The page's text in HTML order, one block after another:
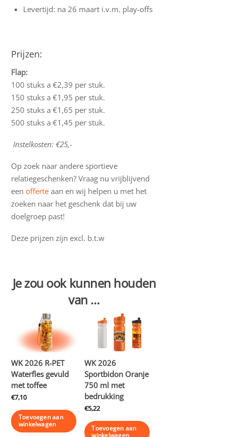
Levertijd: na 26 maart i.v.m. play-offs
Prijzen:
Flap:
100 stuks a €2,39 per stuk.
150 stuks a €1,95 per stuk.
250 stuks a €1,65 per stuk.
500 stuks a €1,45 per stuk.
Instelkosten: €25,-
Op zoek naar andere sportieve
relatiegeschenken? Vraag nu vrijblijvend
eenofferte aan en wij helpen u met het
zoeken naar het geschenk dat bij uw
doelgroep past!
Deze prijzen zijn excl. b.t.w
Je zou ook kunnen houden
van …
WK 2026 R-PET
Waterfles gevuld
met toffee
€7,10
Toevoegen aan
winkelwagen
WK 2026
Sportbidon Oranje
750 ml met
bedrukking
€5,22
Toevoegen aan